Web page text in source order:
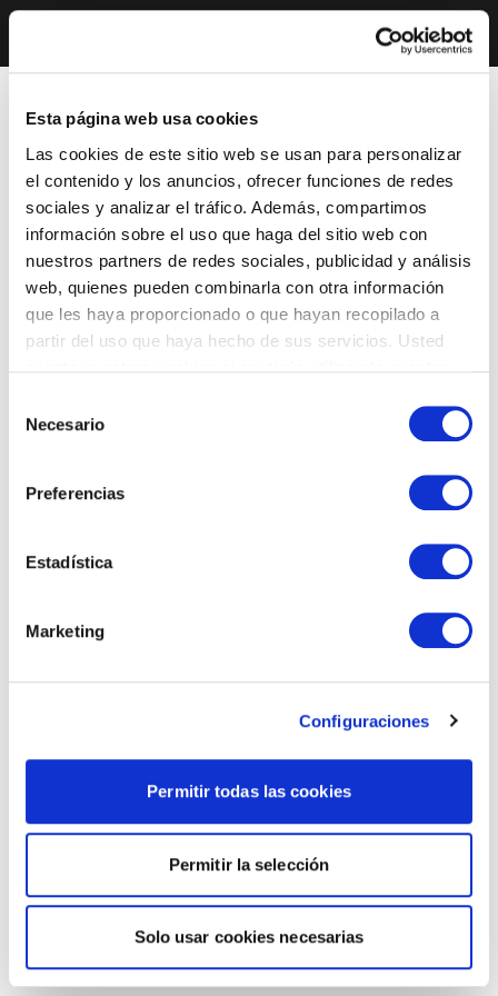
Esta página web usa cookies
Las cookies de este sitio web se usan para personalizar
el contenido y los anuncios, ofrecer funciones de redes
sociales y analizar el tráfico. Además, compartimos
información sobre el uso que haga del sitio web con
nuestros partners de redes sociales, publicidad y análisis
web, quienes pueden combinarla con otra información
que les haya proporcionado o que hayan recopilado a
partir del uso que haya hecho de sus servicios. Usted
Necesario
Preferencias
Estadística
Marketing
Configuraciones
Permitir todas las cookies
Permitir la selección
Solo usar cookies necesarias